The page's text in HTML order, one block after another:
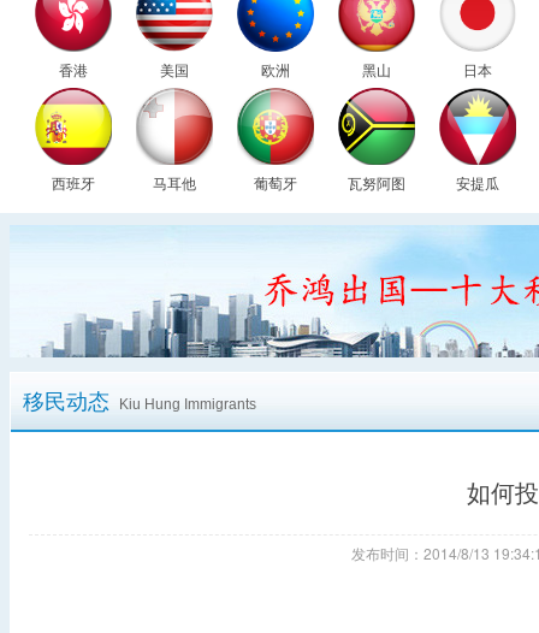
香港 美国 欧洲 黑山 日本
西班牙 马耳他 葡萄牙 瓦努阿图 安提瓜
移民动态 Kiu Hung Immigrants
如何
发布时间：2014/8/13